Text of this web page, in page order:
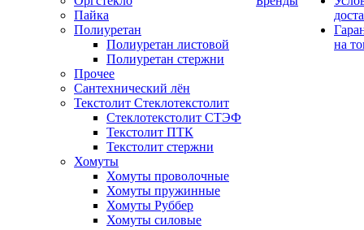
Пайка
Полиуретан
Полиуретан листовой
Полиуретан стержни
Прочее
Сантехнический лён
Текстолит Стеклотекстолит
Стеклотекстолит СТЭФ
Текстолит ПТК
Текстолит стержни
Хомуты
Хомуты проволочные
Хомуты пружинные
Хомуты Руббер
Хомуты силовые
на